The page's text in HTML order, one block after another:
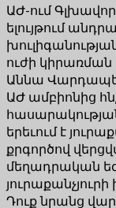
ԱԺ-ում
ելույթում
ուժի կիրառման
Աննա
ԱԺ ամբիոնից
երեւում է
քրգործով
մեղադրական
Դուք նրանց